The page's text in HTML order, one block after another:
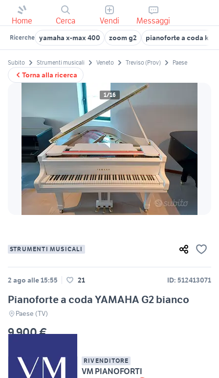
Home Cerca Vendi Messaggi
Ricerche yamaha x-max 400 zoom g2 pianoforte a coda
Torna alla ricerca
Subito Strumenti musicali Veneto Treviso (Prov) Paese
1/16
STRUMENTI MUSICALI
2 ago alle 15:55 21 ID: 512413071
Pianoforte a coda YAMAHA G2 bianco
Paese (TV)
9.900 €
RIVENDITORE
VM PIANOFORTI